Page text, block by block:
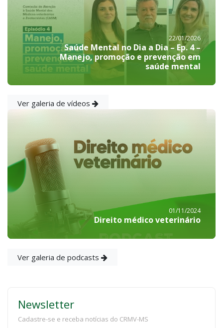
22/01/2026
Saúde Mental no Dia a Dia – Ep. 4 –
Manejo, promoção e prevenção em
saúde mental
Ver galeria de vídeos
01/11/2024
Direito médico veterinário
Ver galeria de podcasts
Newsletter
Cadastre-se e receba notícias do CRMV-MS